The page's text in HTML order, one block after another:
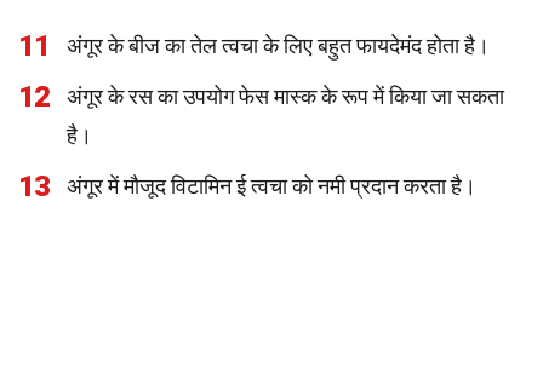
11 अंगूर के बीज का तेल त्वचा के लिए बहुत फायदेमंद होता है।
12
अंगूर के रस का उपयोग फेस मास्क के रूप में किया जा सकता
है।
13 अंगूर में मौजूद विटामिन ई त्वचा को नमी प्रदान करता है।